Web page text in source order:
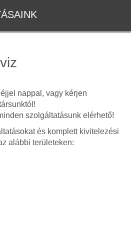
nappal, vagy kérjen
szolgáltatásunk elérhető!
és komplett kivitelezési
alábbi területeken: